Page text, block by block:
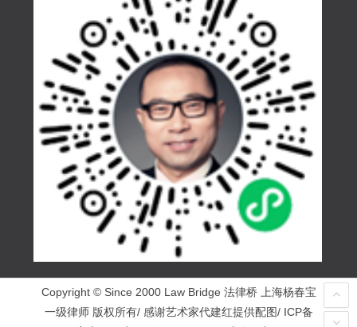
Copyright © Since 2000 Law Bridge 法律桥 上海杨春宝
一级律师 版权所有/ 感谢艺术家代建红提供配图/ ICP备